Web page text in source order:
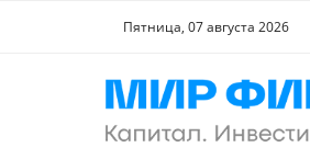
Пятница, 07 августа 2026